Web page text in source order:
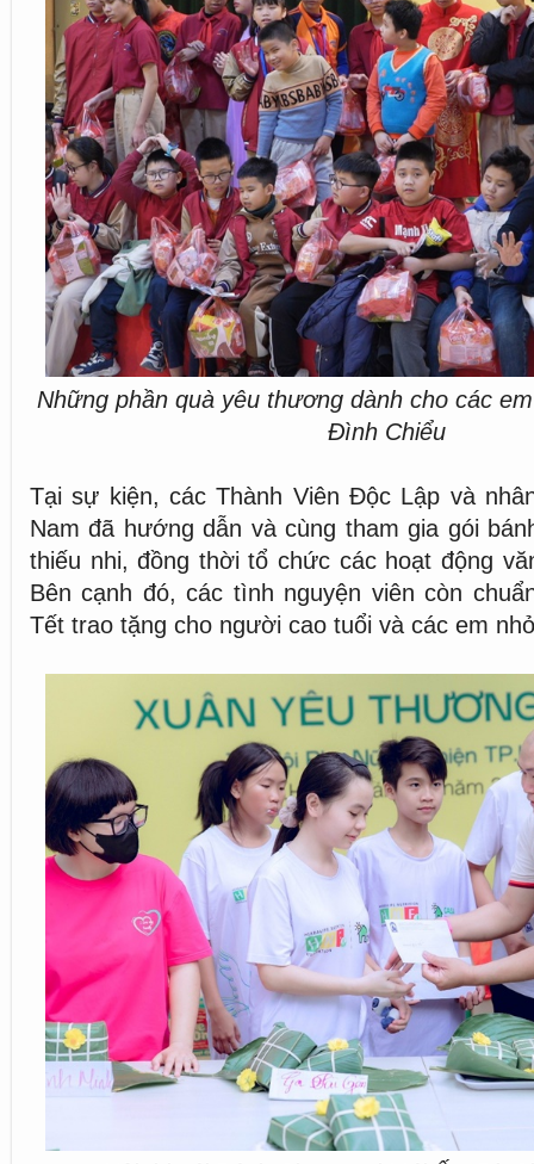
Những phần quà yêu thương dành cho các
Đình Chiểu
Tại sự kiện, các Thành Viên Độc Lập và
Nam đã hướng dẫn và cùng tham gia gói
thiếu nhi, đồng thời tổ chức các hoạt động
Bên cạnh đó, các tình nguyện viên còn
Tết trao tặng cho người cao tuổi và các em